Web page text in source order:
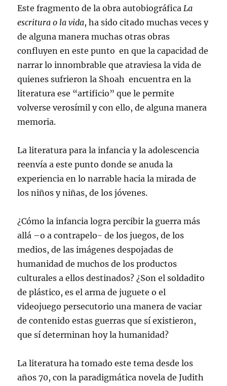
Este fragmento de la obra autobiográfica La
escritura o la vida, ha sido citado muchas veces y
de alguna manera muchas otras obras
confluyen en este punto en que la capacidad de
narrar lo innombrable que atraviesa la vida de
quienes sufrieron la Shoah encuentra en la
literatura ese “artificio” que le permite
volverse verosímil y con ello, de alguna manera
memoria.
La literatura para la infancia y la adolescencia
reenvía a este punto donde se anuda la
experiencia en lo narrable hacia la mirada de
los niños y niñas, de los jóvenes.
¿Cómo la infancia logra percibir la guerra más
allá –o a contrapelo- de los juegos, de los
medios, de las imágenes despojadas de
humanidad de muchos de los productos
culturales a ellos destinados? ¿Son el soldadito
de plástico, es el arma de juguete o el
videojuego persecutorio una manera de vaciar
de contenido estas guerras que sí existieron,
que sí determinan hoy la humanidad?
La literatura ha tomado este tema desde los
años 70, con la paradigmática novela de Judith